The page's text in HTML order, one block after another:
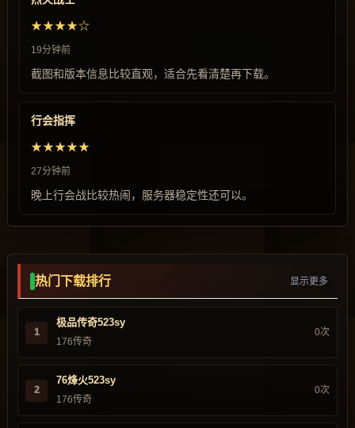
★★★★☆
19分钟前
截图和版本信息比较直观，适合先看清楚再下载。
行会指挥
★★★★★
27分钟前
晚上行会战比较热闹，服务器稳定性还可以。
热门下载排行 显示更多
1
极品传奇523sy
176传奇
0次
2
76烽火523sy
176传奇
0次